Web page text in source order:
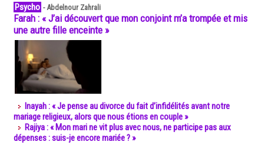
Psycho -Abdelnour Zahrali
Farah : « J’ai découvert que mon conjoint m’a trompée et mis
une autre fille enceinte »
Inayah : « Je pense au divorce du fait d’infidélités avant notre
mariage religieux, alors que nous étions en couple »
Rajiya : « Mon mari ne vit plus avec nous, ne participe pas aux
dépenses : suis-je encore mariée ? »